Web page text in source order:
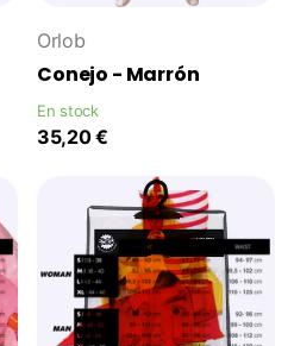
Orlob
Conejo - Marrón
En stock
35,20 €